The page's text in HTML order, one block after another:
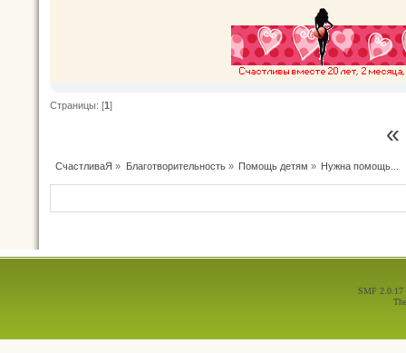
Страницы: [1]
СчастливаЯ » Благотворительность» Помощь детям » Нужна помощь...
SMF 2.0.17